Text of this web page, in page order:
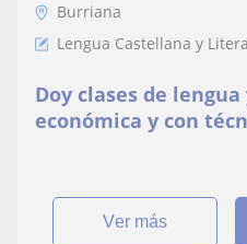
Burriana
Lengua Castellana y
Doy clases de
económica y con
ver más